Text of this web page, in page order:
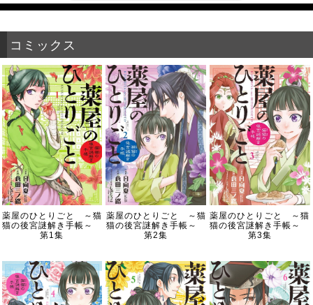
コミックス
薬屋のひとりごと ～猫
猫の後宮謎解き手帳～
第1集
薬屋のひとりごと ～猫
猫の後宮謎解き手帳～
第2集
薬屋のひとりごと ～猫
猫の後宮謎解き手帳～
第3集